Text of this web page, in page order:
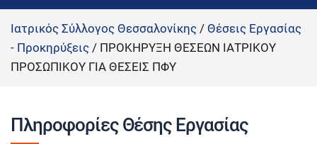
Ιατρικός Σύλλογος Θεσσαλονίκης / Θέσεις Εργασίας
- Προκηρύξεις / ΠΡΟΚΗΡΥΞΗ ΘΕΣΕΩΝ ΙΑΤΡΙΚΟΥ
ΠΡΟΣΩΠΙΚΟΥ ΓΙΑ ΘΕΣΕΙΣ ΠΦΥ
Πληροφορίες Θέσης Εργασίας